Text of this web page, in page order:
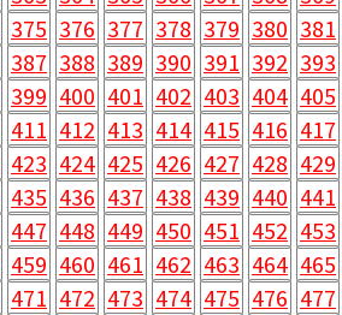
375 376 377 378 379 380 381
387 388 389 390 391 392 393
399 400 401 402 403 404 405
411 412 413 414 415 416 417
423 424 425 426 427 428 429
435 436 437 438 439 440 441
447 448 449 450 451 452 453
459 460 461 462 463 464 465
471 472 473 474 475 476 477